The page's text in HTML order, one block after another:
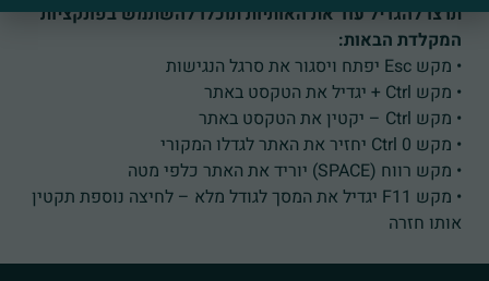
תרצו להגדיל עוד את האותיות תוכלו להשתמש בפונקציות
המקלדת הבאות:
• מקש Esc יפתח ויסגור את סרגל הנגישות
• מקש Ctrl + יגדיל את הטקסט באתר
• מקש Ctrl – יקטין את הטקסט באתר
• מקש Ctrl 0 יחזיר את האתר לגדלו המקורי
• מקש רווח (SPACE) יוריד את האתר כלפי מטה
• מקש F11 יגדיל את המסך לגודל מלא – לחיצה נוספת תקטין
אותו חזרה